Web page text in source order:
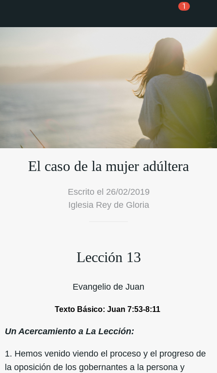
1
El caso de la mujer adúltera
Escrito el 26/02/2019
Iglesia Rey de Gloria
Lección 13
Evangelio de Juan
Texto Básico: Juan 7:53-8:11
Un Acercamiento a La Lección:
1. Hemos venido viendo el proceso y el progreso de
la oposición de los gobernantes a la persona y